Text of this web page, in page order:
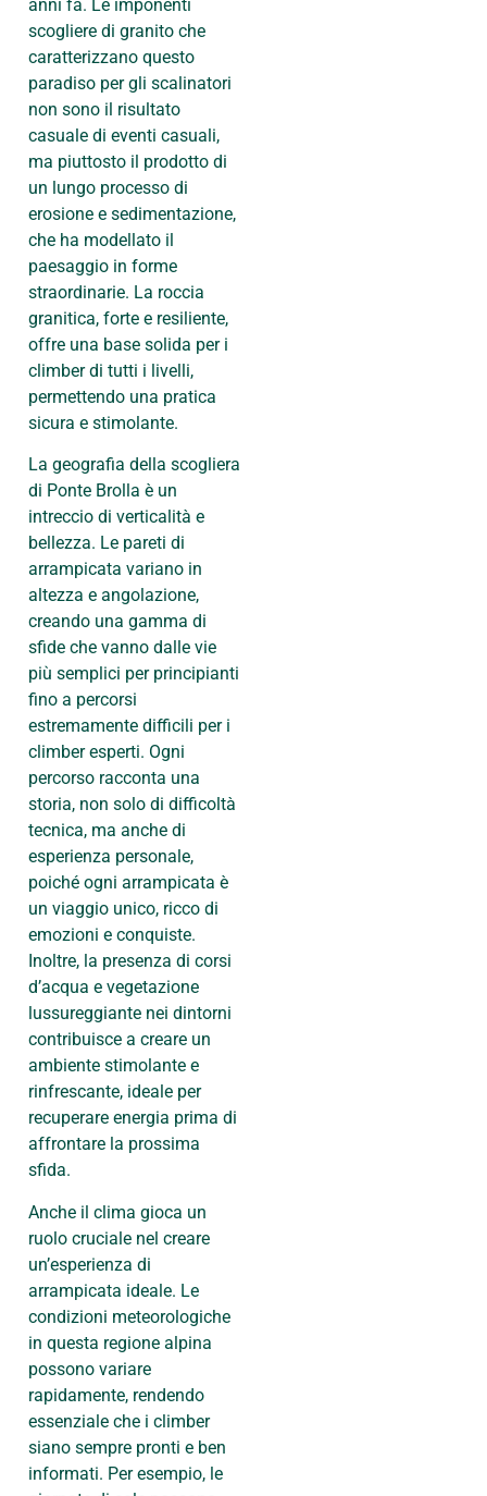
anni fa. Le imponenti
scogliere di granito che
caratterizzano questo
paradiso per gli scalinatori
non sono il risultato
casuale di eventi casuali,
ma piuttosto il prodotto di
un lungo processo di
erosione e sedimentazione,
che ha modellato il
paesaggio in forme
straordinarie. La roccia
granitica, forte e resiliente,
offre una base solida per i
climber di tutti i livelli,
permettendo una pratica
sicura e stimolante.
La geografia della scogliera
di Ponte Brolla è un
intreccio di verticalità e
bellezza. Le pareti di
arrampicata variano in
altezza e angolazione,
creando una gamma di
sfide che vanno dalle vie
più semplici per principianti
fino a percorsi
estremamente difficili per i
climber esperti. Ogni
percorso racconta una
storia, non solo di difficoltà
tecnica, ma anche di
esperienza personale,
poiché ogni arrampicata è
un viaggio unico, ricco di
emozioni e conquiste.
Inoltre, la presenza di corsi
d’acqua e vegetazione
lussureggiante nei dintorni
contribuisce a creare un
ambiente stimolante e
rinfrescante, ideale per
recuperare energia prima di
affrontare la prossima
sfida.
Anche il clima gioca un
ruolo cruciale nel creare
un’esperienza di
arrampicata ideale. Le
condizioni meteorologiche
in questa regione alpina
possono variare
rapidamente, rendendo
essenziale che i climber
siano sempre pronti e ben
informati. Per esempio, le